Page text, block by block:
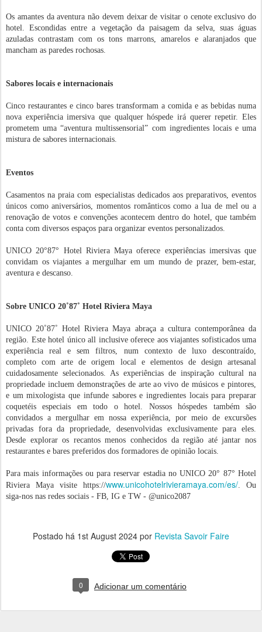
Os amantes da aventura não devem deixar de visitar o cenote exclusivo do
hotel. Escondidas entre a vegetação da paisagem da selva, suas águas
azuladas contrastam com os tons marrons, amarelos e alaranjados que
mancham as paredes rochosas.
Sabores locais e internacionais
Cinco restaurantes e cinco bares transformam a comida e as bebidas numa
nova experiência imersiva que qualquer hóspede irá querer repetir. Eles
prometem uma “aventura multissensorial” com ingredientes locais e uma
mistura de sabores internacionais.
Eventos
Casamentos na praia com especialistas dedicados aos preparativos, eventos
únicos como aniversários, momentos românticos como a lua de mel ou a
renovação de votos e convenções acontecem dentro do hotel, que também
conta com diversos espaços para organizar eventos personalizados.
UNICO 20°87° Hotel Riviera Maya oferece experiências imersivas que
convidam os viajantes a mergulhar em um mundo de prazer, bem-estar,
aventura e descanso.
Sobre UNICO 20˚87˚ Hotel Riviera Maya
UNICO 20˚87˚ Hotel Riviera Maya abraça a cultura contemporânea da
região. Este hotel único all inclusive oferece aos viajantes sofisticados uma
experiência real e sem filtros, num contexto de luxo descontraído,
completo com arte de origem local e elementos de design artesanal
cuidadosamente selecionados. As experiências de inspiração cultural na
propriedade incluem demonstrações de arte ao vivo de músicos e pintores,
e um mixologista que infunde sabores e ingredientes locais para preparar
coquetéis especiais em todo o hotel. Nossos hóspedes também são
convidados a mergulhar em nossa experiência, por meio de excursões
privadas fora da propriedade, desenvolvidas exclusivamente para eles.
Desde explorar os recantos menos conhecidos da região até jantar nos
restaurantes e bares preferidos dos formadores de opinião locais.
Para mais informações ou para reservar estadia no UNICO 20° 87° Hotel
Riviera Maya visite https://www.unicohotelrivieramaya.com/es/. Ou
siga-nos nas redes sociais - FB, IG e TW - @unico2087
Postado há 1st August 2024 por Revista Savoir Faire
0 Adicionar um comentário